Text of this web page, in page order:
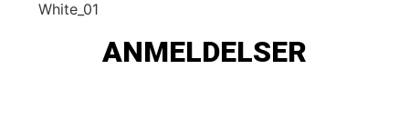
ANMELDELSER